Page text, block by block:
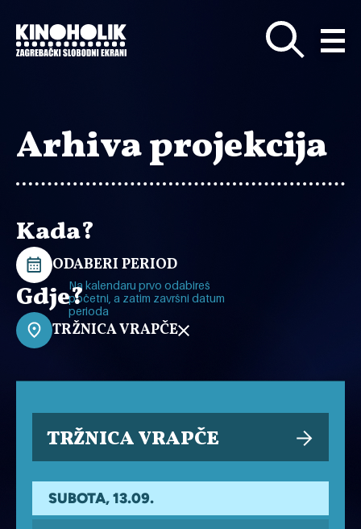
glavni
sadržaj
Arhiva projekcija
Kada?
ODABERI PERIOD
Na kalendaru prvo odabireš
početni, a zatim završni datum
perioda
Gdje?
TRŽNICA VRAPČE
TRŽNICA VRAPČE
SUBOTA, 13.09.